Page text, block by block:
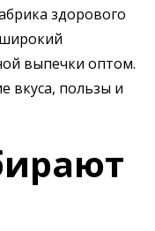
здорового
выпечки оптом.
вкуса, пользы и